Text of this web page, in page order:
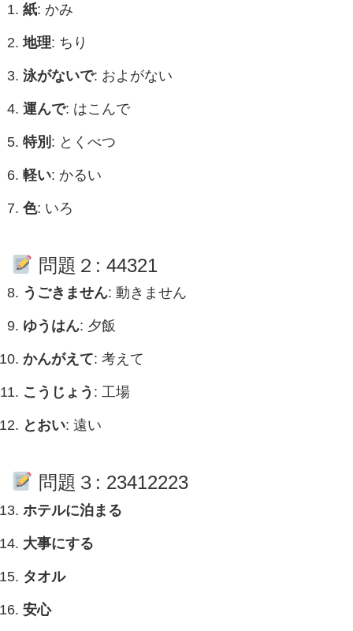
紙: かみ
地理: ちり
泳がないで: およがない
運んで: はこんで
特別 : とくべつ
軽い: かるい
色: いろ
問題２: 44321
うごきません: 動きません
ゆうはん: 夕飯
かんがえて: 考えて
こうじょう : 工場
とおい: 遠い
問題３: 23412223
ホテルに泊まる
大事にする
タオル
安心